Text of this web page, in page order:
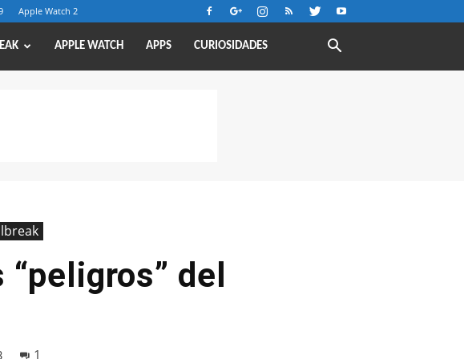
Apple Watch 2
APPLE WATCH APPS CURIOSIDADES
del
1